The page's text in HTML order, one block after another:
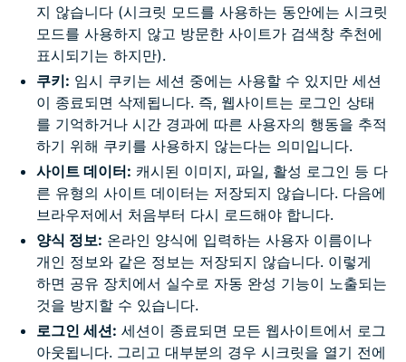
지 않습니다 (시크릿 모드를 사용하는 동안에는 시크릿
모드를 사용하지 않고 방문한 사이트가 검색창 추천에
표시되기는 하지만).
쿠키: 임시 쿠키는 세션 중에는 사용할 수 있지만 세션
이 종료되면 삭제됩니다. 즉, 웹사이트는 로그인 상태
를 기억하거나 시간 경과에 따른 사용자의 행동을 추적
하기 위해 쿠키를 사용하지 않는다는 의미입니다.
사이트 데이터: 캐시된 이미지, 파일, 활성 로그인 등 다
른 유형의 사이트 데이터는 저장되지 않습니다. 다음에
브라우저에서 처음부터 다시 로드해야 합니다.
양식 정보: 온라인 양식에 입력하는 사용자 이름이나
개인 정보와 같은 정보는 저장되지 않습니다. 이렇게
하면 공유 장치에서 실수로 자동 완성 기능이 노출되는
것을 방지할 수 있습니다.
로그인 세션: 세션이 종료되면 모든 웹사이트에서 로그
아웃됩니다. 그리고 대부분의 경우 시크릿을 열기 전에